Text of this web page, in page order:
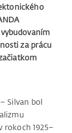
vybudovaním
za prácu
bol
rokoch 1925–